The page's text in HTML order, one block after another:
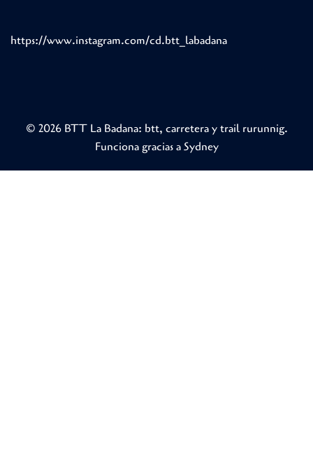
https://www.instagram.com/cd.btt_labadana
© 2026 BTT La Badana: btt, carretera y trail rurunnig.
Funciona gracias aSydney